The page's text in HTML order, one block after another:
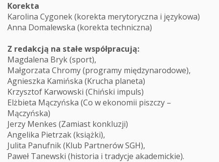
Korekta
Karolina Cygonek (korekta merytoryczna i językowa)
Anna Domalewska (korekta techniczna)
Z redakcją na stałe współpracują:
Magdalena Bryk (sport),
Małgorzata Chromy (programy międzynarodowe),
Agnieszka Kamińska (Krucha planeta)
Krzysztof Karwowski (Chiński impuls)
Elżbieta Mączyńska (Co w ekonomii piszczy –
Mączyńska)
Jerzy Menkes (Zamiast konkluzji)
Angelika Pietrzak (książki),
Julita Panufnik (Klub Partnerów SGH),
Paweł Tanewski (historia i tradycje akademickie).